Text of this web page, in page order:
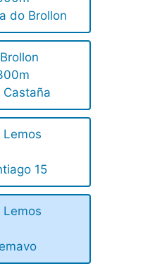
do Brollon
Castaña
15